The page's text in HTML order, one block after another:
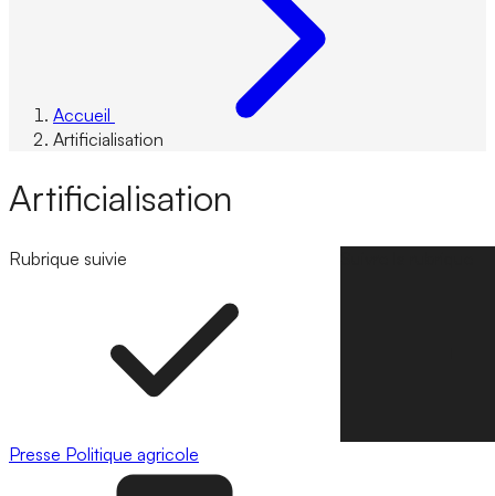
Accueil
Artificialisation
Artificialisation
Rubrique suivie
Presse Politique agricole